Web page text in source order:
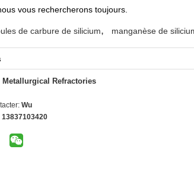
vous rechercherons toujours.
de carbure de silicium, manganèse de
Metallurgical Refractories
Wu
13837103420